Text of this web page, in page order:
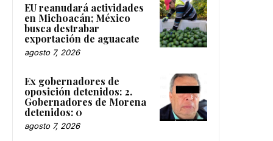
EU reanudará actividades
en Michoacán; México
busca destrabar
exportación de aguacate
agosto 7, 2026
Ex gobernadores de
oposición detenidos: 2.
Gobernadores de Morena
detenidos: 0
agosto 7, 2026